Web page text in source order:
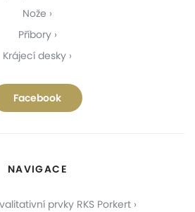
Nože
Příbory
Krájecí desky
Facebook
NAVIGACE
prvky RKS Porkert